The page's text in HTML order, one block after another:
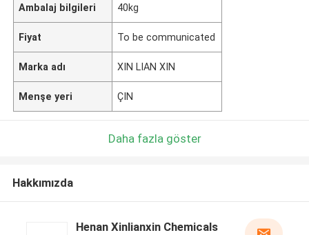
Ambalaj bilgileri 40kg
Fiyat To be communicated
Marka adı XIN LIAN XIN
Menşe yeri ÇIN
Daha fazla göster
Hakkımızda
Henan Xinlianxin Chemicals